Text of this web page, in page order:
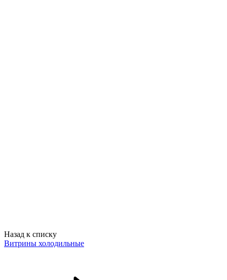
Назад к списку
Витрины холодильные